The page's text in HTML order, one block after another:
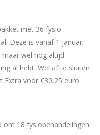
met 36 fysio
Deze is vanaf 1 januari
maar wel nog altijd
al hebt. Wel af te sluiten
Extra voor €30,25 euro
om 18 fysiobehandelingen